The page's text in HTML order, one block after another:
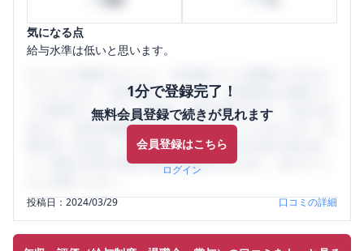
気になる点
給与水準は低いと思います。
1分で登録完了！
無料会員登録で続きが見れます
会員登録はこちら
ログイン
うになります。SHEHUB(シーハブ)は、女性限定の企業口コ
ミの投稿サイトです。給与面・女性の働きやすさ・会社の評
判など、女性の転職は気にすべき点がたくさんあります。先
輩社員（元社員）の口コミを通して、本当の会社の姿を知
り、将来の不安や現在の悩みを解消するために、ぜひサイト
投稿日：2024/03/29 口コミの詳細